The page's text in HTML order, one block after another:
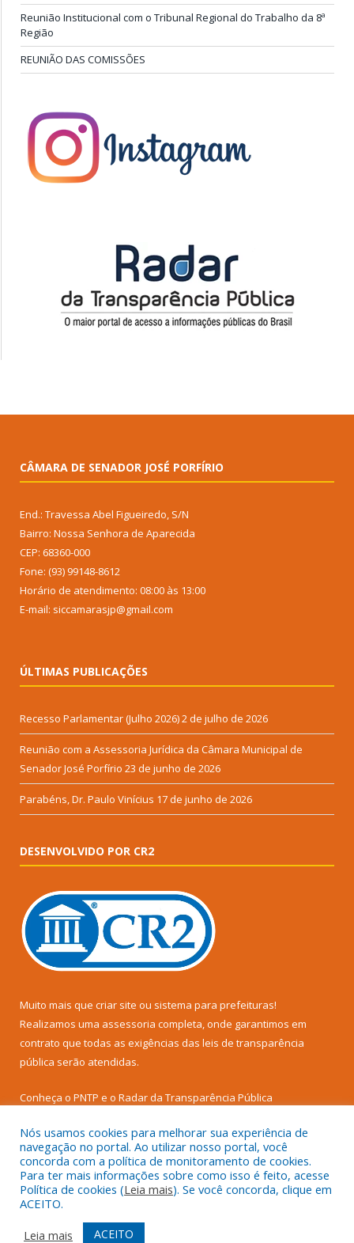
Reunião Institucional com o Tribunal Regional do Trabalho da 8ª
Região
REUNIÃO DAS COMISSÕES
CÂMARA DE SENADOR JOSÉ PORFÍRIO
End.: Travessa Abel Figueiredo, S/N
Bairro: Nossa Senhora de Aparecida
CEP: 68360-000
Fone: (93) 99148-8612
Horário de atendimento: 08:00 às 13:00
E-mail: siccamarasjp@gmail.com
ÚLTIMAS PUBLICAÇÕES
Recesso Parlamentar (Julho 2026)2 de julho de 2026
Reunião com a Assessoria Jurídica da Câmara Municipal de
Senador José Porfírio 23 de junho de 2026
Parabéns, Dr. Paulo Vinícius 17 de junho de 2026
DESENVOLVIDO POR CR2
Muito mais que criar site ou sistema para prefeituras!
Realizamos uma assessoria completa, onde garantimos em
contrato que todas as exigências das leis de transparência
pública serão atendidas.
Conheça o PNTP e o Radar da Transparência Pública
Todos os direitos reservados a Câmara Municipal de Senador
José Porfírio.
Mapa do Site
Acessar Área Administrativa
Nós usamos cookies para melhorar sua experiência de
navegação no portal. Ao utilizar nosso portal, você
concorda com a política de monitoramento de cookies.
Para ter mais informações sobre como isso é feito, acesse
Política de cookies (Leia mais). Se você concorda, clique em
ACEITO.
Leia mais
ACEITO